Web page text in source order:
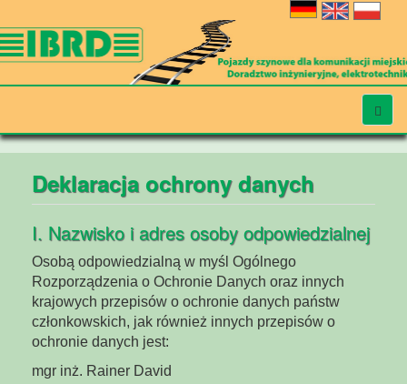
Deklaracja ochrony danych
I. Nazwisko i adres osoby odpowiedzialnej
Osobą odpowiedzialną w myśl Ogólnego
Rozporządzenia o Ochronie Danych oraz innych
krajowych przepisów o ochronie danych państw
członkowskich, jak również innych przepisów o
ochronie danych jest:
mgr inż. Rainer David